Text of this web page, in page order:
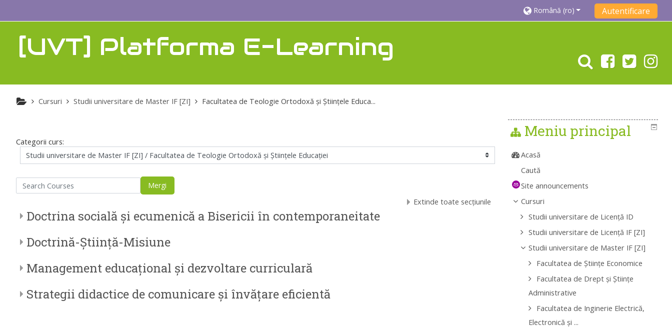
Română ‎(ro)‎ Autentificare
[UVT] Platforma E-Learning
Cursuri Studii universitare de Master IF [ZI] Facultatea de Teologie Ortodoxă şi Ştiinţele Educa...
Categorii curs:
Courses
Mergi
Extinde toate secțiunile
Doctrina socială şi ecumenică a Bisericii în contemporaneitate
Doctrină-Ştiinţă-Misiune
Management educațional și dezvoltare curriculară
Strategii didactice de comunicare şi învăţare eficientă
Meniu principal
Acasă
Caută
Site announcements
Cursuri
Studii universitare de Licenţă ID
Studii universitare de Licenţă IF [ZI]
Studii universitare de Master IF [ZI]
Facultatea de Ştiinţe Economice
Facultatea de Drept şi Ştiinţe
Administrative
Facultatea de Inginerie Electrică,
Electronică şi ...